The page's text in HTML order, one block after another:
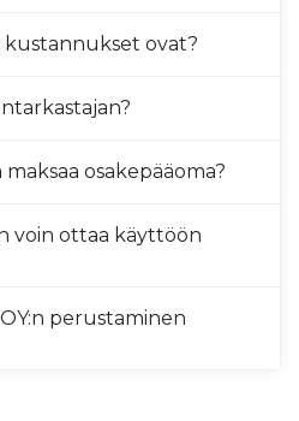
ovat?
osakepääoma?
voin ottaa käyttöön
perustaminen